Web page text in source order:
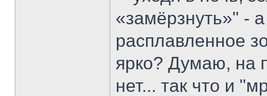
«замёрзнуть»" -
расплавленное
ярко? Думаю, на
нет... так что и